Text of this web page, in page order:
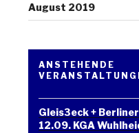
August 2019
ANSTEHENDE
Gleis3eck +
12.09. KGA